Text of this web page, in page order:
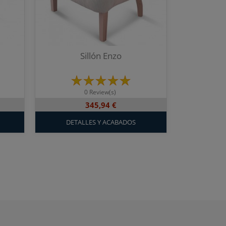
Sillón Enzo
0 Review(s)
345,94 €
DETALLES Y ACABADOS